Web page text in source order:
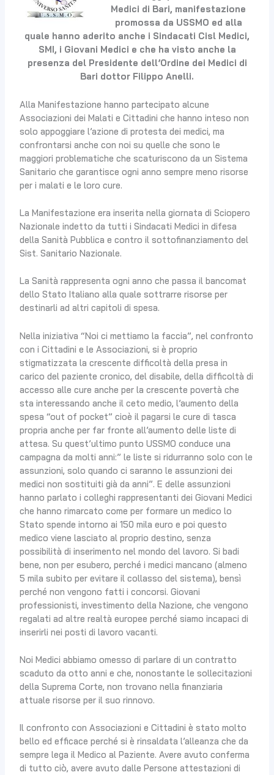
Medici di Bari, manifestazione
promossa da USSMO ed alla
quale hanno aderito anche i Sindacati Cisl Medici,
SMI, i Giovani Medici e che ha visto anche la
presenza del Presidente dell’Ordine dei Medici di
Bari dottor Filippo Anelli.
Alla Manifestazione hanno partecipato alcune
Associazioni dei Malati e Cittadini che hanno inteso non
solo appoggiare l’azione di protesta dei medici, ma
confrontarsi anche con noi su quelle che sono le
maggiori problematiche che scaturiscono da un Sistema
Sanitario che garantisce ogni anno sempre meno risorse
per i malati e le loro cure.
La Manifestazione era inserita nella giornata di Sciopero
Nazionale indetto da tutti i Sindacati Medici in difesa
della Sanità Pubblica e contro il sottofinanziamento del
Sist. Sanitario Nazionale.
La Sanità rappresenta ogni anno che passa il bancomat
dello Stato Italiano alla quale sottrarre risorse per
destinarli ad altri capitoli di spesa.
Nella iniziativa “Noi ci mettiamo la faccia”, nel confronto
con i Cittadini e le Associazioni, si è proprio
stigmatizzata la crescente difficoltà della presa in
carico del paziente cronico, del disabile, della difficoltà di
accesso alle cure anche per la crescente povertà che
sta interessando anche il ceto medio, l’aumento della
spesa “out of pocket” cioè il pagarsi le cure di tasca
propria anche per far fronte all’aumento delle liste di
attesa. Su quest’ultimo punto USSMO conduce una
campagna da molti anni:” le liste si ridurranno solo con le
assunzioni, solo quando ci saranno le assunzioni dei
medici non sostituiti già da anni”. E delle assunzioni
hanno parlato i colleghi rappresentanti dei Giovani Medici
che hanno rimarcato come per formare un medico lo
Stato spende intorno ai 150 mila euro e poi questo
medico viene lasciato al proprio destino, senza
possibilità di inserimento nel mondo del lavoro. Si badi
bene, non per esubero, perché i medici mancano (almeno
5 mila subito per evitare il collasso del sistema), bensì
perché non vengono fatti i concorsi. Giovani
professionisti, investimento della Nazione, che vengono
regalati ad altre realtà europee perché siamo incapaci di
inserirli nei posti di lavoro vacanti.
Noi Medici abbiamo omesso di parlare di un contratto
scaduto da otto anni e che, nonostante le sollecitazioni
della Suprema Corte, non trovano nella finanziaria
attuale risorse per il suo rinnovo.
Il confronto con Associazioni e Cittadini è stato molto
bello ed efficace perché si è rinsaldata l’alleanza che da
sempre lega il Medico al Paziente. Avere avuto conferma
di tutto ciò, avere avuto dalle Persone attestazioni di